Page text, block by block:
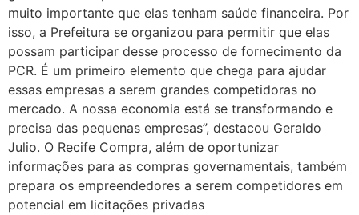
muito importante que elas tenham saúde financeira. Por
isso, a Prefeitura se organizou para permitir que elas
possam participar desse processo de fornecimento da
PCR. É um primeiro elemento que chega para ajudar
essas empresas a serem grandes competidoras no
mercado. A nossa economia está se transformando e
precisa das pequenas empresas”, destacou Geraldo
Julio. O Recife Compra, além de oportunizar
informações para as compras governamentais, também
prepara os empreendedores a serem competidores em
potencial em licitações privadas